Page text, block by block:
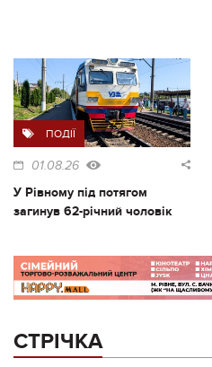
ПОДІЇ
01.08.26
У Рівному під потягом
загинув 62-річний чоловік
СТРІЧКА